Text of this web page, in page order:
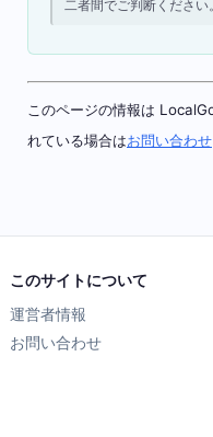
二者間でご判断ください
このページの情報は
れている場合はお問い合わせ
このサイトについて
運営者情報
お問い合わせ